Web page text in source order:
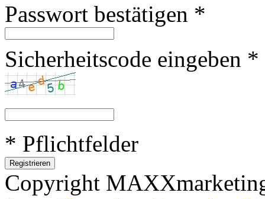
Passwort bestätigen *
Sicherheitscode eingeben *
* Pflichtfelder
Copyright